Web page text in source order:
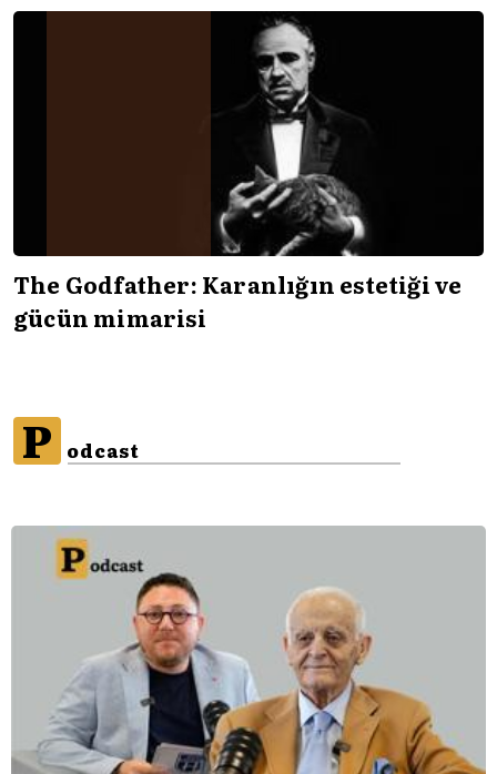
The Godfather: Karanlığın estetiği ve
gücün mimarisi
P odcast